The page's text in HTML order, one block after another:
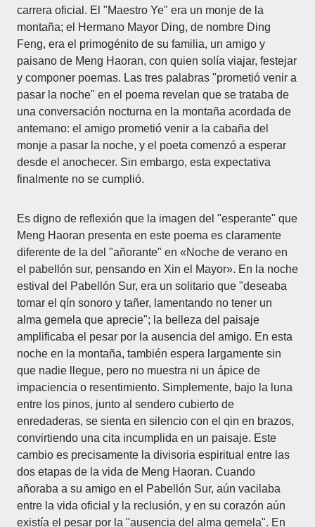
carrera oficial. El "Maestro Ye" era un monje de la
montaña; el Hermano Mayor Ding, de nombre Ding
Feng, era el primogénito de su familia, un amigo y
paisano de Meng Haoran, con quien solía viajar, festejar
y componer poemas. Las tres palabras "prometió venir a
pasar la noche" en el poema revelan que se trataba de
una conversación nocturna en la montaña acordada de
antemano: el amigo prometió venir a la cabaña del
monje a pasar la noche, y el poeta comenzó a esperar
desde el anochecer. Sin embargo, esta expectativa
finalmente no se cumplió.
Es digno de reflexión que la imagen del "esperante" que
Meng Haoran presenta en este poema es claramente
diferente de la del "añorante" en «Noche de verano en
el pabellón sur, pensando en Xin el Mayor». En la noche
estival del Pabellón Sur, era un solitario que "deseaba
tomar el qín sonoro y tañer, lamentando no tener un
alma gemela que aprecie"; la belleza del paisaje
amplificaba el pesar por la ausencia del amigo. En esta
noche en la montaña, también espera largamente sin
que nadie llegue, pero no muestra ni un ápice de
impaciencia o resentimiento. Simplemente, bajo la luna
entre los pinos, junto al sendero cubierto de
enredaderas, se sienta en silencio con el qin en brazos,
convirtiendo una cita incumplida en un paisaje. Este
cambio es precisamente la divisoria espiritual entre las
dos etapas de la vida de Meng Haoran. Cuando
añoraba a su amigo en el Pabellón Sur, aún vacilaba
entre la vida oficial y la reclusión, y en su corazón aún
existía el pesar por la "ausencia del alma gemela". En